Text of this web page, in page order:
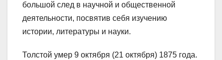
большой след в научной и общественной
деятельности, посвятив себя изучению
истории, литературы и науки.
Толстой умер 9 октября (21 октября) 1875 года.